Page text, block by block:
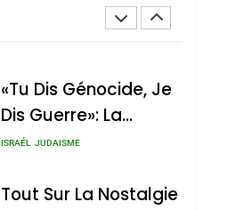
Vanessa De Loya
«Tu Dis Génocide, Je
Dis Guerre»: La
Nouvelle Chanson De
ISRAÉL JUDAISME
Tout Sur La Nostalgie